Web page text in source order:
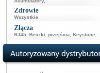
Zdrowie
Wszystkie
Złącza
RJ45 Beczki, przejścia Keystone